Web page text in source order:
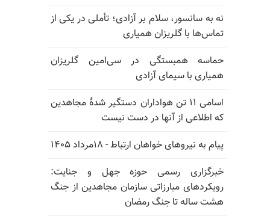
نه به سانسور، سلام بر آزادی؛ تأملی در یکی از
تماس‌ها با گلریزان همیاری
حماسه همبستگی در سی‌امین گلریزان
همیاری با سیمای آزادی
اسامی ۱۱ تن هواداران دستگیر شدهٔ مجاهدین
که اطلاعی از آنها در دست نیست
پیام به نیروهای خواهان ارتباط - ۱۸مرداد ۱۴۰۵
خبرگزاری رسمی حوزه جهل و جنایت:
رویکردهای مبارزاتی سازمان مجاهدین از جنگ
هشت ساله تا جنگ رمضان